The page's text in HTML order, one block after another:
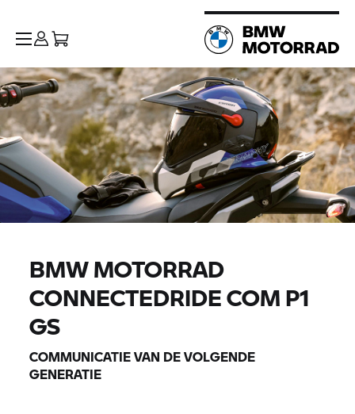
BMW MOTORRAD
CONNECTEDRIDE COM P1
GS
COMMUNICATIE VAN DE VOLGENDE
GENERATIE